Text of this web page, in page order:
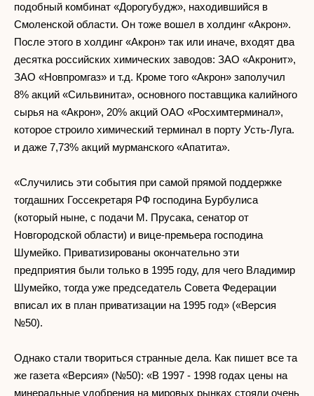
подобный комбинат «Дорогубудж», находившийся в
Смоленской области. Он тоже вошел в холдинг «Акрон».
После этого в холдинг «Акрон» так или иначе, входят два
десятка российских химических заводов: ЗАО «Акронит»,
ЗАО «Новпромгаз» и т.д. Кроме того «Акрон» заполучил
8% акций «Сильвинита», основного поставщика калийного
сырья на «Акрон», 20% акций ОАО «Росхимтерминал»,
которое строило химический терминал в порту Усть-Луга.
и даже 7,73% акций мурманского «Апатита».
«Случились эти события при самой прямой поддержке
тогдашних Госсекретаря РФ господина Бурбулиса
(который ныне, с подачи М. Прусака, сенатор от
Новгородской области) и вице-премьера господина
Шумейко. Приватизированы окончательно эти
предприятия были только в 1995 году, для чего Владимир
Шумейко, тогда уже председатель Совета Федерации
вписал их в план приватизации на 1995 год» («Версия
№50).
Однако стали твориться странные дела. Как пишет все та
же газета «Версия» (№50): «В 1997 - 1998 годах цены на
минеральные удобрения на мировых рынках стояли очень